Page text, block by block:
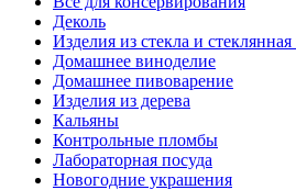
Деколь
Изделия из стекла и
Домашнее виноделие
Домашнее пивоварение
Изделия из дерева
Кальяны
Контрольные пломбы
Лабораторная посуда
Новогодние украшения